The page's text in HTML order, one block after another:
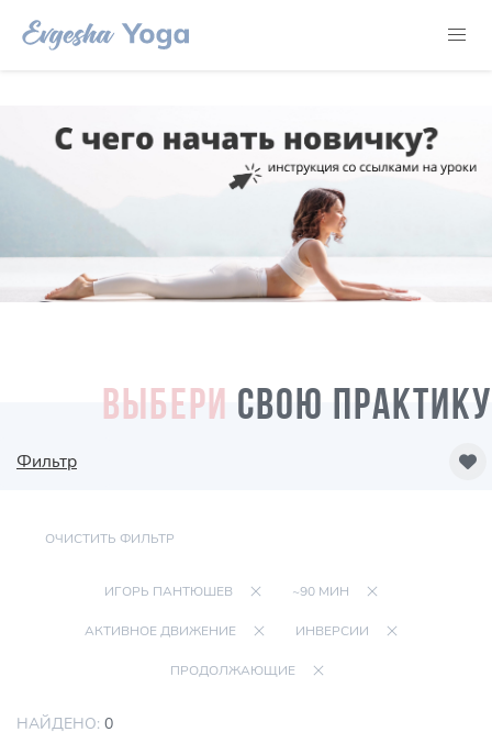
ВЫБЕРИ СВОЮ ПРАКТИКУ
Фильтр
ОЧИСТИТЬ ФИЛЬТР
ИГОРЬ ПАНТЮШЕВ ~90 МИН
АКТИВНОЕ ДВИЖЕНИЕ ИНВЕРСИИ
ПРОДОЛЖАЮЩИЕ
НАЙДЕНО: 0